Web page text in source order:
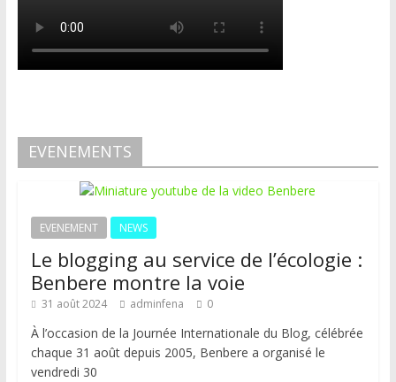
EVENEMENTS
EVENEMENT NEWS
Le blogging au service de l’écologie :
Benbere montre la voie
31 août 2024 adminfena 0
À l’occasion de la Journée Internationale du Blog, célébrée
chaque 31 août depuis 2005, Benbere a organisé le
vendredi 30